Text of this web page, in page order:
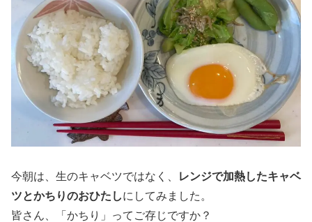
今朝は、生のキャベツではなく、
レンジで加熱したキャベ
ツとかちりのおひたしにしてみました。
皆さん、「かちり」ってご存じですか？